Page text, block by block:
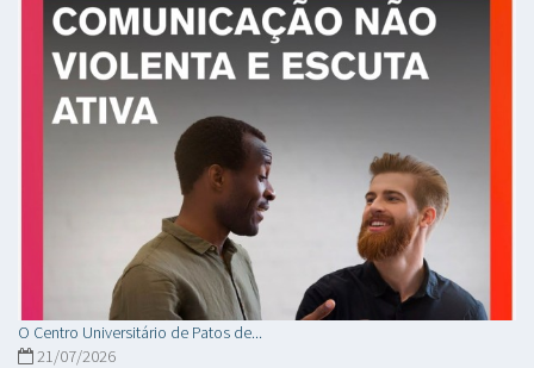
O Centro Universitário de Patos de...
21/07/2026